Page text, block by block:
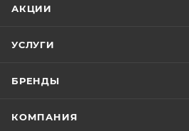
АКЦИИ
УСЛУГИ
БРЕНДЫ
КОМПАНИЯ